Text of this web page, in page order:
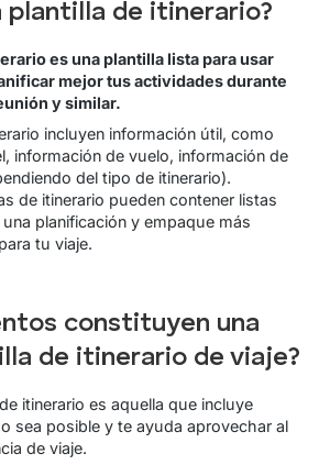
plantilla de itinerario?
es una plantilla lista para usar
mejor tus actividades durante
y similar.
incluyen información útil, como
información de vuelo, información de
del tipo de itinerario).
de itinerario pueden contener listas
planificación y empaque más
tu viaje.
constituyen una
de itinerario de viaje?
itinerario es aquella que incluye
sea posible y te ayuda aprovechar al
de viaje.